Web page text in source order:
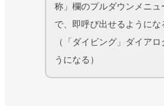
称」欄のプルダウンメニュ
で、即呼び出せるようにな
（「ダイビング」ダイア
うになる）